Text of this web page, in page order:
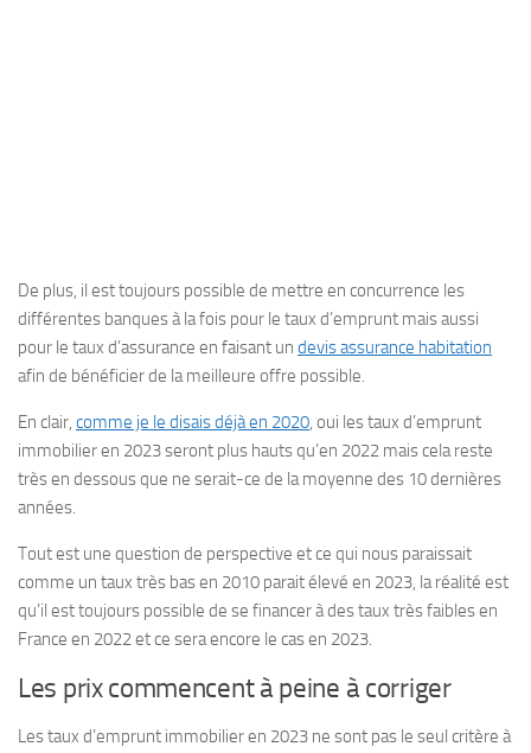
De plus, il est toujours possible de mettre en concurrence les
différentes banques à la fois pour le taux d’emprunt mais aussi
pour le taux d’assurance en faisant un devis assurance habitation
afin de bénéficier de la meilleure offre possible.
En clair, comme je le disais déjà en 2020, oui les taux d’emprunt
immobilier en 2023 seront plus hauts qu’en 2022 mais cela reste
très en dessous que ne serait-ce de la moyenne des 10 dernières
années.
Tout est une question de perspective et ce qui nous paraissait
comme un taux très bas en 2010 parait élevé en 2023, la réalité est
qu’il est toujours possible de se financer à des taux très faibles en
France en 2022 et ce sera encore le cas en 2023.
Les prix commencent à peine à corriger
Les taux d’emprunt immobilier en 2023 ne sont pas le seul critère à